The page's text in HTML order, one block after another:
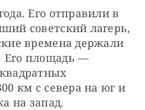
Его отправили в
советский лагерь,
времена держали
Его площадь —
км с севера на юг и
на запад.